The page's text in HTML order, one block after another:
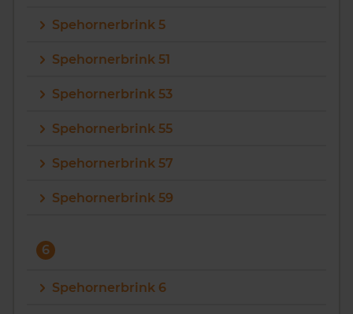
Spehornerbrink 5
Spehornerbrink 51
Spehornerbrink 53
Spehornerbrink 55
Spehornerbrink 57
Spehornerbrink 59
6
Spehornerbrink 6